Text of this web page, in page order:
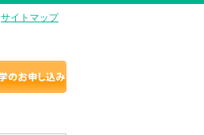
サイトマップ